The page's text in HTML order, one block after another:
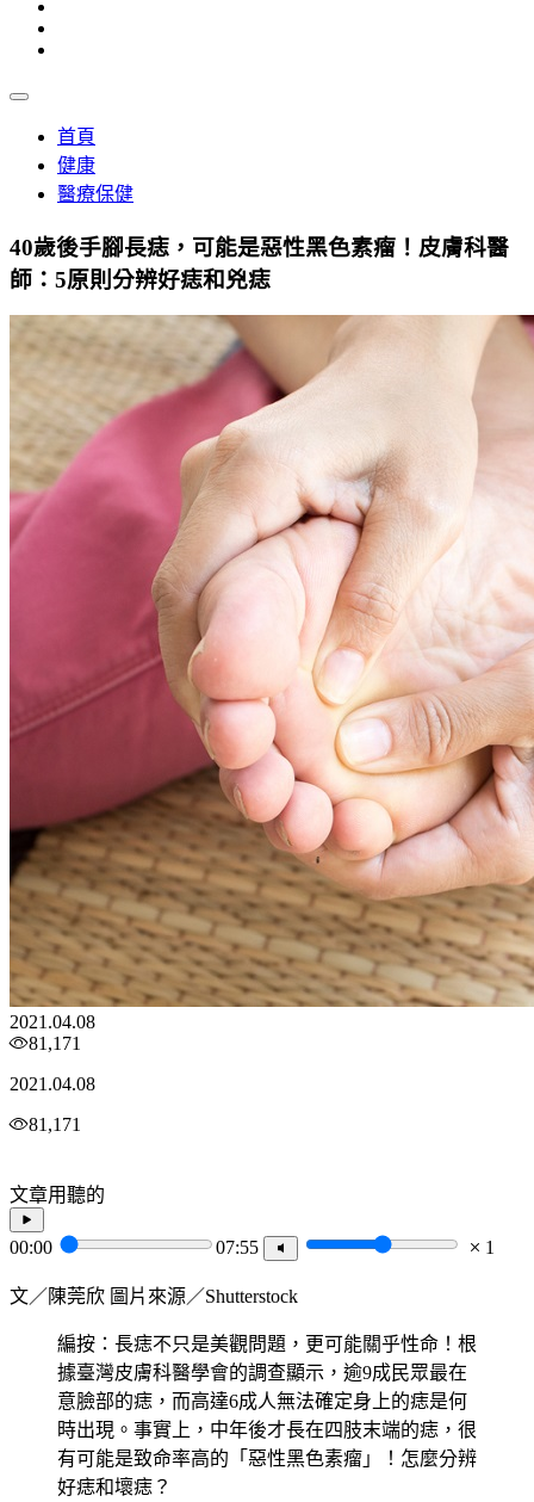
首頁
健康
醫療保健
40歲後手腳長痣，可能是惡性黑色素瘤！皮膚科醫
師：5原則分辨好痣和兇痣
2021.04.08
81,171
2021.04.08
81,171
文章用聽的
00:00 07:55 1
文／陳莞欣 圖片來源／Shutterstock
編按：長痣不只是美觀問題，更可能關乎性命！根
據臺灣皮膚科醫學會的調查顯示，逾9成民眾最在
意臉部的痣，而高達6成人無法確定身上的痣是何
時出現。事實上，中年後才長在四肢末端的痣，很
有可能是致命率高的「惡性黑色素瘤」！怎麼分辨
好痣和壞痣？